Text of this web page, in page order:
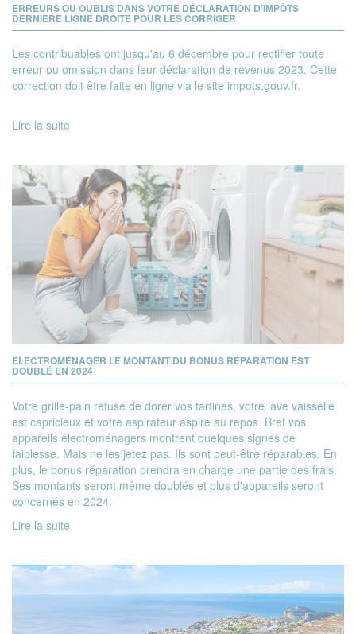
ERREURS OU OUBLIS DANS VOTRE DÉCLARATION D'IMPÔTS
DERNIÈRE LIGNE DROITE POUR LES CORRIGER
Les contribuables ont jusqu'au 6 décembre pour rectifier toute
erreur ou omission dans leur déclaration de revenus 2023. Cette
correction doit être faite en ligne via le site impots.gouv.fr.
Lire la suite
ELECTROMÉNAGER LE MONTANT DU BONUS RÉPARATION EST
DOUBLÉ EN 2024
Votre grille-pain refuse de dorer vos tartines, votre lave vaisselle
est capricieux et votre aspirateur aspire au repos. Bref vos
appareils électroménagers montrent quelques signes de
faiblesse. Mais ne les jetez pas. Ils sont peut-être réparables. En
plus, le bonus réparation prendra en charge une partie des frais.
Ses montants seront même doublés et plus d'appareils seront
concernés en 2024.
Lire la suite